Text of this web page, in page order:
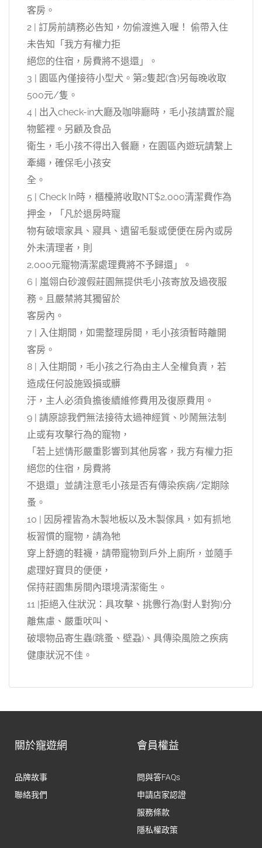
客房。
2 | 訂房前請務必告知，勿偷渡進入喔！ 偷帶入住
未告知「我方有權力拒
絕您的住宿，房費將不退還」。
3 | 園區內僅接待小型犬。第2隻起(含)另每晚收取
500元/隻。
4 | 出入check-in大廳及咖啡廳時，毛小孩請置於寵
物籃裡。另顧及食品
衛生，毛小孩不得出入餐廳，在園區內遊玩請繫上
牽繩，確保毛小孩安
全。
5 | Check In時，櫃檯將收取NT$2,000清潔費作為
押金，「凡於退房時寵
物有破壞家具、寢具、遺留毛髮或便便在房內或房
外未清理者，則
2,000元寵物清潔處理費將不予歸還」。
6 | 嵐翎白砂渡假莊園無提供毛小孩寄放及過夜服
務。且嚴禁將其獨留於
客房內。
7 | 入住期間，如需整理房間，毛小孩須暫時離開
客房。
8 | 入住期間，毛小孩之行為由主人全權負責，若
造成任何設施毀損或髒
汙，主人必須負擔後續維修費用及復原費用。
9 | 請原諒我們無法接待太過神經質、吵鬧無法制
止或有攻擊行為的寵物，
「若上述情形嚴重影響到其他房客，我方有權力拒
絕您的住宿，房費將
不退還」並請注意毛小孩是否有傳染疾病/定期除
蚤。
10 | 因房裡皆為木製地板以及木製傢具，如有抓地
板習慣的寵物，請為牠
穿上舒適的鞋襪，請帶寵物到戶外上廁所，並隨手
處理好寶貝的便便，
保持莊園集房間內環境清潔衛生。
11 |拒絕入住狀況：具攻擊、挑釁行為(對人對狗)分
離焦慮、嚴重吠叫、
破壞物品寄生蟲(跳蚤、壁蝨)、具傳染風險之疾病
健康狀況不佳。
關於寵遊網
品牌故事
聯絡我們
會員權益
問與答FAQs
申請店家認證
服務條款
隱私權政策